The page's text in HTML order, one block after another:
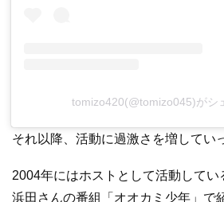
tomizo420(@tomizo045)がシ
それ以降、活動に過激さを増してい
2004年にはホストとして活動してい
浜田さんの番組「オオカミ少年」で